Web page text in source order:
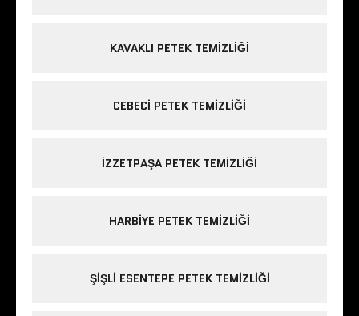
KAVAKLI PETEK TEMIZLIĞI
CEBECI PETEK TEMIZLIĞI
IZZETPAŞA PETEK TEMIZLIĞI
HARBIYE PETEK TEMIZLIĞI
ŞIŞLI ESENTEPE PETEK TEMIZLIĞI